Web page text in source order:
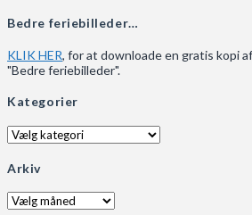
Bedre feriebilleder…
KLIK HER, for at downloade en gratis kopi
"Bedre feriebilleder".
Kategorier
Kategorier
Arkiv
Arkiv